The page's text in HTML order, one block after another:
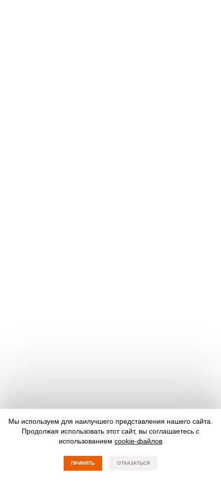
Мы используем для наилучшего представления нашего сайта.
Продолжая использовать этот сайт, вы соглашаетесь с
использованием cookie-файлов
ПРИНЯТЬ ОТКАЗАТЬСЯ